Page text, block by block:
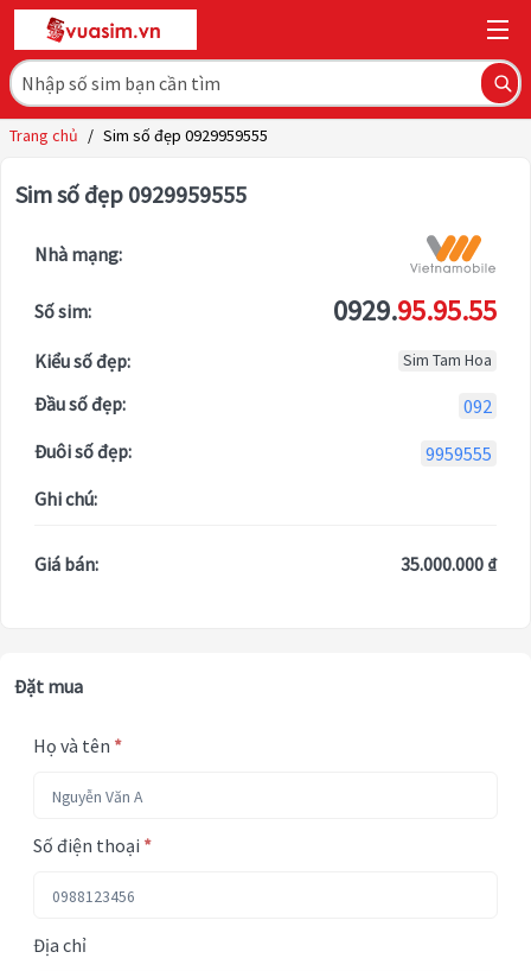
Trang chủ / Sim số đẹp 0929959555
Sim số đẹp 0929959555
Nhà mạng:
Số sim: 0929.95.95.55
Kiểu số đẹp: Sim Tam Hoa
Đầu số đẹp:
092
Đuôi số đẹp:
9959555
Ghi chú:
Giá bán: 35.000.000 ₫
Đặt mua
Họ và tên *
Số điện thoại *
Địa chỉ